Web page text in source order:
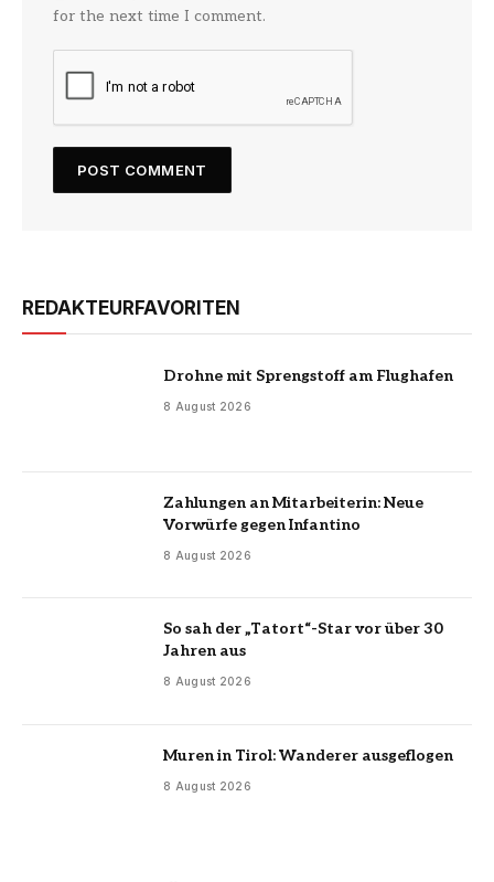
for the next time I comment.
REDAKTEURFAVORITEN
Drohne mit Sprengstoff am Flughafen
8 August 2026
Zahlungen an Mitarbeiterin: Neue
Vorwürfe gegen Infantino
8 August 2026
So sah der „Tatort“-Star vor über 30
Jahren aus
8 August 2026
Muren in Tirol: Wanderer ausgeflogen
8 August 2026